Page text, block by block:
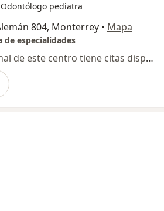
pediatra
804, Monterrey • Mapa
de especialidades
Ningún profesional de este centro tiene citas disponibles